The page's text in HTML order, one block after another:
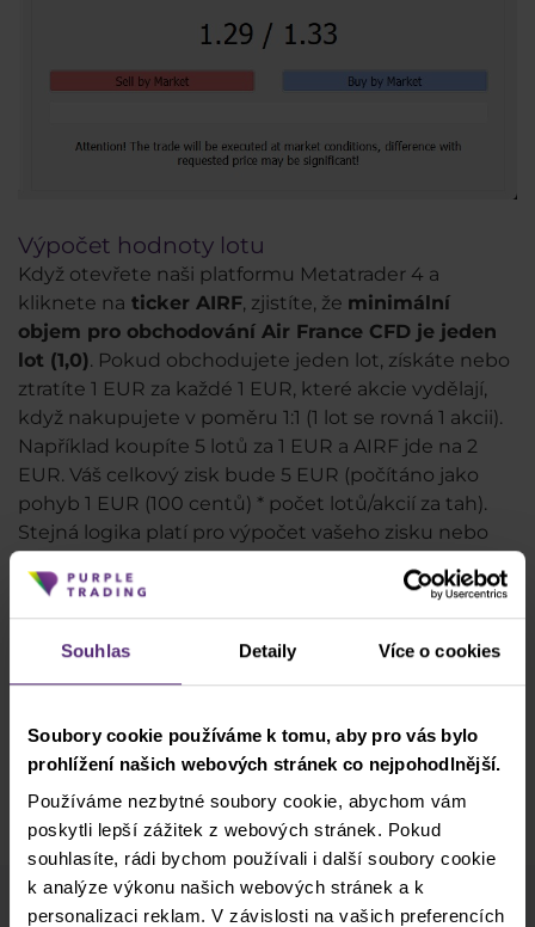
Souhlas Detaily Více o cookies
Soubory cookie používáme k tomu, aby pro vás bylo
prohlížení našich webových stránek co nejpohodlnější.
Používáme nezbytné soubory cookie, abychom vám
poskytli lepší zážitek z webových stránek. Pokud
souhlasíte, rádi bychom používali i další soubory cookie
k analýze výkonu našich webových stránek a k
personalizaci reklam. V závislosti na vašich preferencích
Výpočet hodnoty lotu
Když otevřete naši platformu Metatrader 4 a
kliknete na ticker AIRF, zjistíte, že minimální
objem pro obchodování Air France CFD je jeden
lot (1,0). Pokud obchodujete jeden lot, získáte nebo
ztratíte 1 EUR za každé 1 EUR, které akcie vydělají,
když nakupujete v poměru 1:1 (1 lot se rovná 1 akcii).
Například koupíte 5 lotů za 1 EUR a AIRF jde na 2
EUR. Váš celkový zisk bude 5 EUR (počítáno jako
pohyb 1 EUR (100 centů) * počet lotů/akcií za tah).
Stejná logika platí pro výpočet vašeho zisku nebo
Mějte na paměti, že
AIRF je kotováno v eurech,
takže pokud je váš účet v USD nebo jiné měně, váš
zisk nebo ztráta musí být převedeny na USD podle
aktuálního směnného kurzu.
provedení) nebo využít čekající příkazy (limit a stop
příkazy). Nyní můžete zahájit obchod bez příkazů
stop-loss a take-profit a přidat je později.